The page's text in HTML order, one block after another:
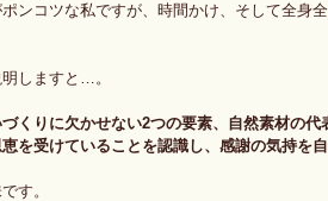
ンコツな私ですが、時間かけ、そして全身
しますと…。
くりに欠かせない2つの要素、自然素材の代
を受けていることを認識し、感謝の気持を
す。